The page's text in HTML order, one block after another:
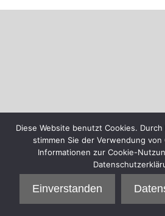
Diese Website benutzt Cookies.
stimmen Sie der Verwendung von
Informationen zur Cookie-
Einverstanden